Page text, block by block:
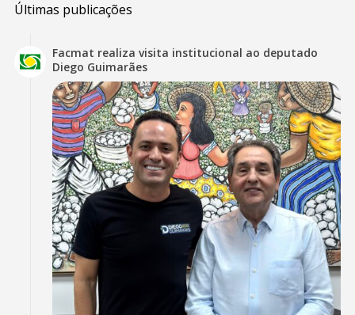
Últimas publicações
Facmat realiza visita institucional ao deputado
Diego Guimarães